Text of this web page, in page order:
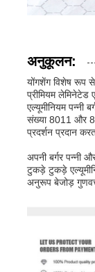
अनुकूलन:
योंगशेंग विशेष रूप से
प्रीमियम लेमिनेटेड
एल्यूमीनियम पन्नी
संख्या 8011 और
प्रदर्शन प्रदान
अपनी बर्गर पन्नी
टुकड़े टुकड़े
अनुरूप बेजोड़